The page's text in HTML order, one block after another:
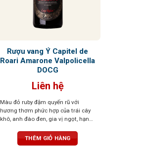
Rượu vang Ý Capitel de
Roari Amarone Valpolicella
DOCG
Liên hệ
Màu đỏ ruby đậm quyến rũ với
hương thơm phức hợp của trái cây
khô, anh đào đen, gia vị ngọt, hạnh
sâu cuốn hút. Vị rượu đậm đà, dày
dặn với trái cây đen, vị đất, thịt đậm
THÊM GIỎ HÀNG